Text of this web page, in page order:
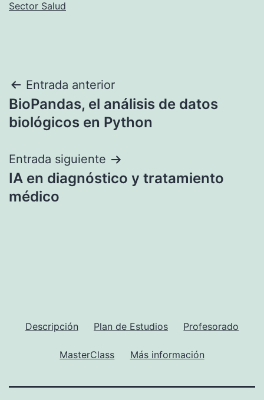
Sector Salud
Navegación
de
Entrada anterior
BioPandas, el análisis de datos
biológicos en Python
Entrada siguiente
IA en diagnóstico y tratamiento
médico
Descripción Plan de Estudios Profesorado
MasterClass Más información